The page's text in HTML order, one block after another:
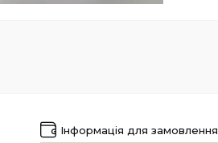
Інформація для замовлення